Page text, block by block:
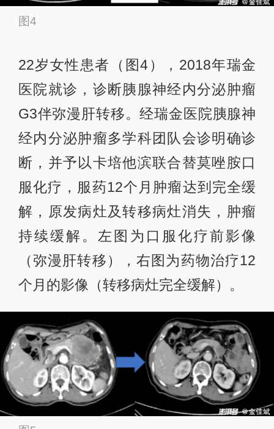
图4
22岁女性患者（图4），2018年瑞金
医院就诊，诊断胰腺神经内分泌肿瘤
G3伴弥漫肝转移。经瑞金医院胰腺神
经内分泌肿瘤多学科团队会诊明确诊
断，并予以卡培他滨联合替莫唑胺口
服化疗，服药12个月肿瘤达到完全缓
解，原发病灶及转移病灶消失，肿瘤
持续缓解。左图为口服化疗前影像
（弥漫肝转移），右图为药物治疗12
个月的影像（转移病灶完全缓解）。